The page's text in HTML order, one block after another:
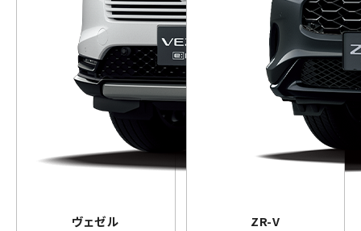
ヴェゼル ZR-V